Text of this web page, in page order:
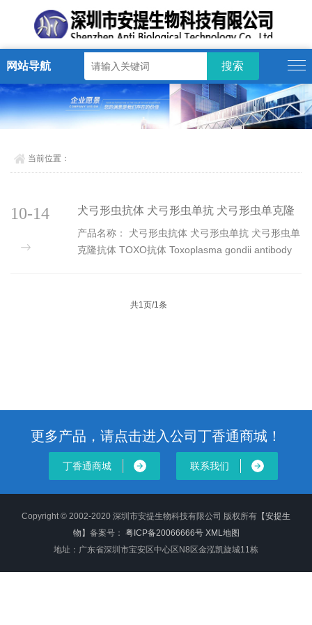
网站导航
当前位置：
犬弓形虫抗体 犬弓形虫单抗 犬弓形虫单克隆
抗体 TOXO抗体 Toxoplasma gon
产品名称： 犬弓形虫抗体 犬弓形虫单抗 犬弓形虫单
克隆抗体 TOXO抗体 Toxoplasma gondii antibody
10-14
共1页/1条
更多产品，请点击进入公司丁香通商城！
丁香通商城 联系我们
Copyright © 2002-2020 深圳市安提生物科技有限公司 版权所有 【安提生
物】 备案号： 粤ICP备20066666号 XML地图
地址：广东省深圳市宝安区中心区N8区金泓凯旋城11栋